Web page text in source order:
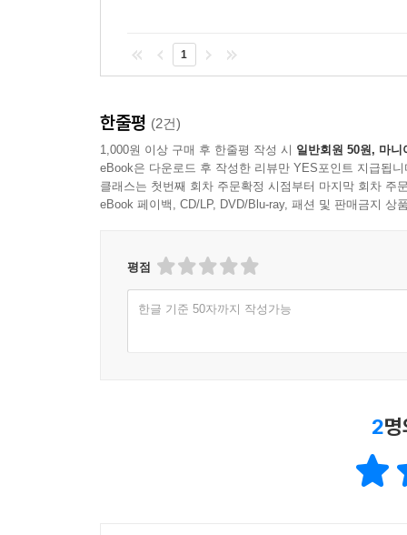
인류에게 이로운지 GMO에 대한 진실을 낱낱
3권 《통일》 통일은 아직도 모두가 간절히 바라
5권 《성평등》 우리 모두는 차별받지 않고 존
1
한줄평 (2건)
1,000원 이상 구매 후 한줄평 작성 시 일반회원 50원, 마니
eBook은 다운로드 후 작성한 리뷰만 YES포인트 지급됩니
클래스는 첫번째 회차 주문확정 시점부터 마지막 회차 주
eBook 페이백, CD/LP, DVD/Blu-ray, 패션 및 판매금지 상
평점
한글 기준 50자까지 작성가능
2